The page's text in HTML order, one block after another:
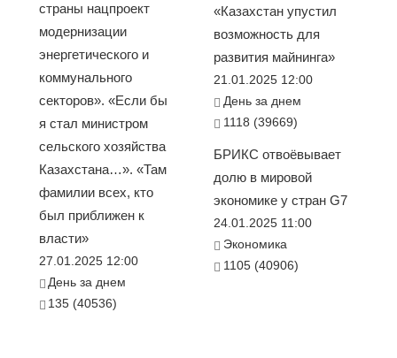
страны нацпроект
модернизации
энергетического и
коммунального
секторов». «Если бы
я стал министром
сельского хозяйства
Казахстана…». «Там
фамилии всех, кто
был приближен к
власти»
27.01.2025 12:00
День за днем
135 (40536)
«Казахстан упустил
возможность для
развития майнинга»
21.01.2025 12:00
День за днем
1118 (39669)
БРИКС отвоёвывает
долю в мировой
экономике у стран G7
24.01.2025 11:00
Экономика
1105 (40906)